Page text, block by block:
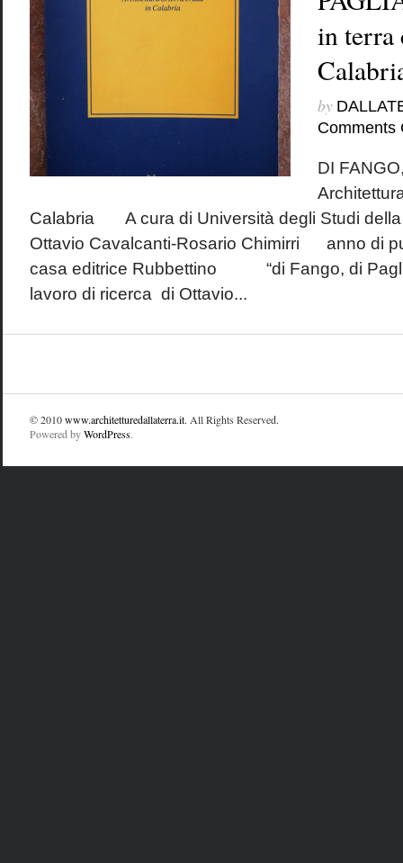
in terra
by
Comments
DI
Calabria A cura di Università degli Studi
Ottavio Cavalcanti-Rosario Chimirri anno di
casa editrice Rubbettino “di Fango, di
lavoro di ricerca di Ottavio...
© 2010www.architetturedallaterra.it. All Rights Reserved.
Powered byWordPress.